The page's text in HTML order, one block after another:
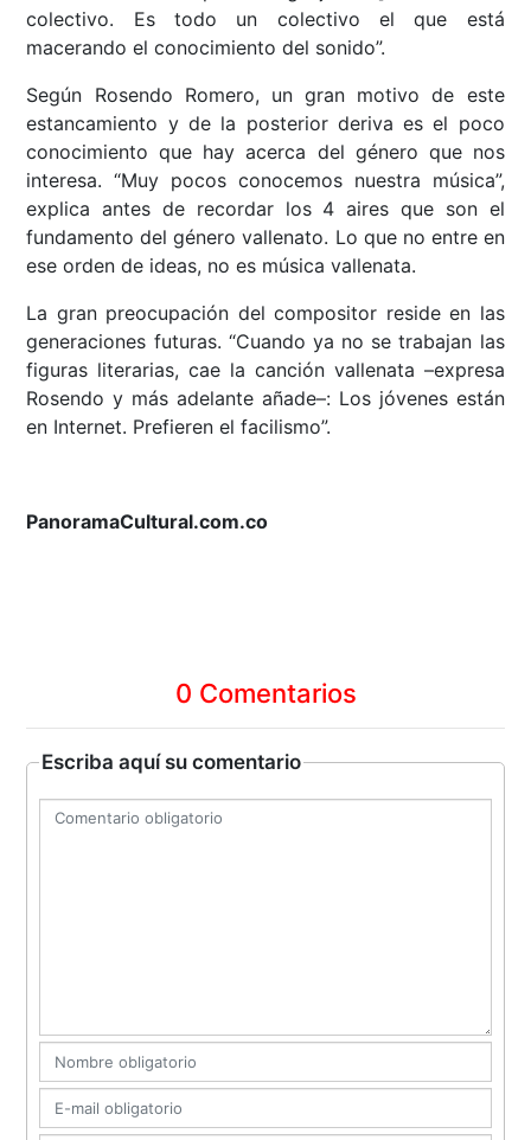
colectivo. Es todo un colectivo el que está
macerando el conocimiento del sonido”.
Según Rosendo Romero, un gran motivo de este
estancamiento y de la posterior deriva es el poco
conocimiento que hay acerca del género que nos
interesa. “Muy pocos conocemos nuestra música”,
explica antes de recordar los 4 aires que son el
fundamento del género vallenato. Lo que no entre en
ese orden de ideas, no es música vallenata.
La gran preocupación del compositor reside en las
generaciones futuras. “Cuando ya no se trabajan las
figuras literarias, cae la canción vallenata –expresa
Rosendo y más adelante añade–: Los jóvenes están
en Internet. Prefieren el facilismo”.
PanoramaCultural.com.co
0 Comentarios
Escriba aquí su comentario